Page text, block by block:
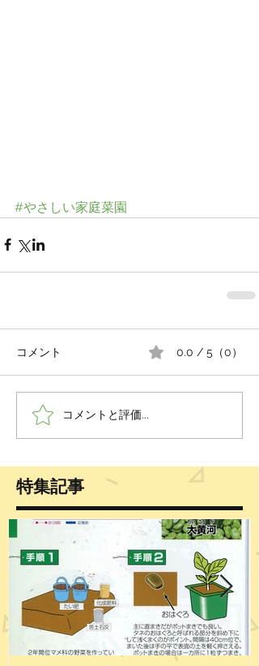
#やさしい家庭菜園
コメント 0.0 / 5（0）
コメントと評価...
特集記事